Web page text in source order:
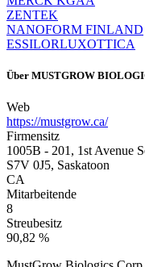
ZENTEK
NANOFORM FINLAND
ESSILORLUXOTTICA
Über MUSTGROW
Web
https://mustgrow.ca/
Firmensitz
1005B - 201, 1st Avenue
S7V 0J5, Saskatoon
CA
Mitarbeitende
8
Streubesitz
90,82 %